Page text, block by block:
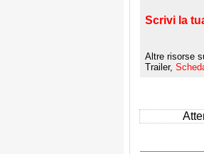
Scrivi la
Altre risorse
Trailer,